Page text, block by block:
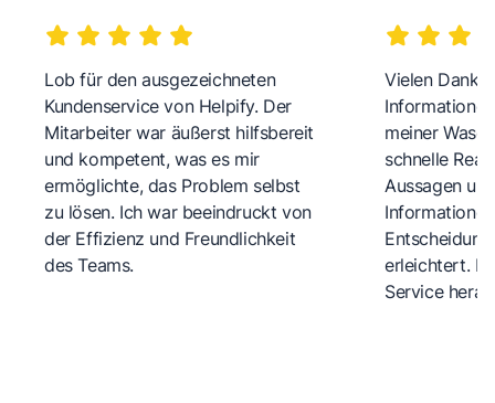
Lob für den ausgezeichneten
Kundenservice von Helpify. Der
Mitarbeiter war äußerst hilfsbereit
und kompetent, was es mir
ermöglichte, das Problem selbst
zu lösen. Ich war beeindruckt von
der Effizienz und Freundlichkeit
des Teams.
Vielen Dank
meiner
schnelle
Aussagen
erleichtert.
Service